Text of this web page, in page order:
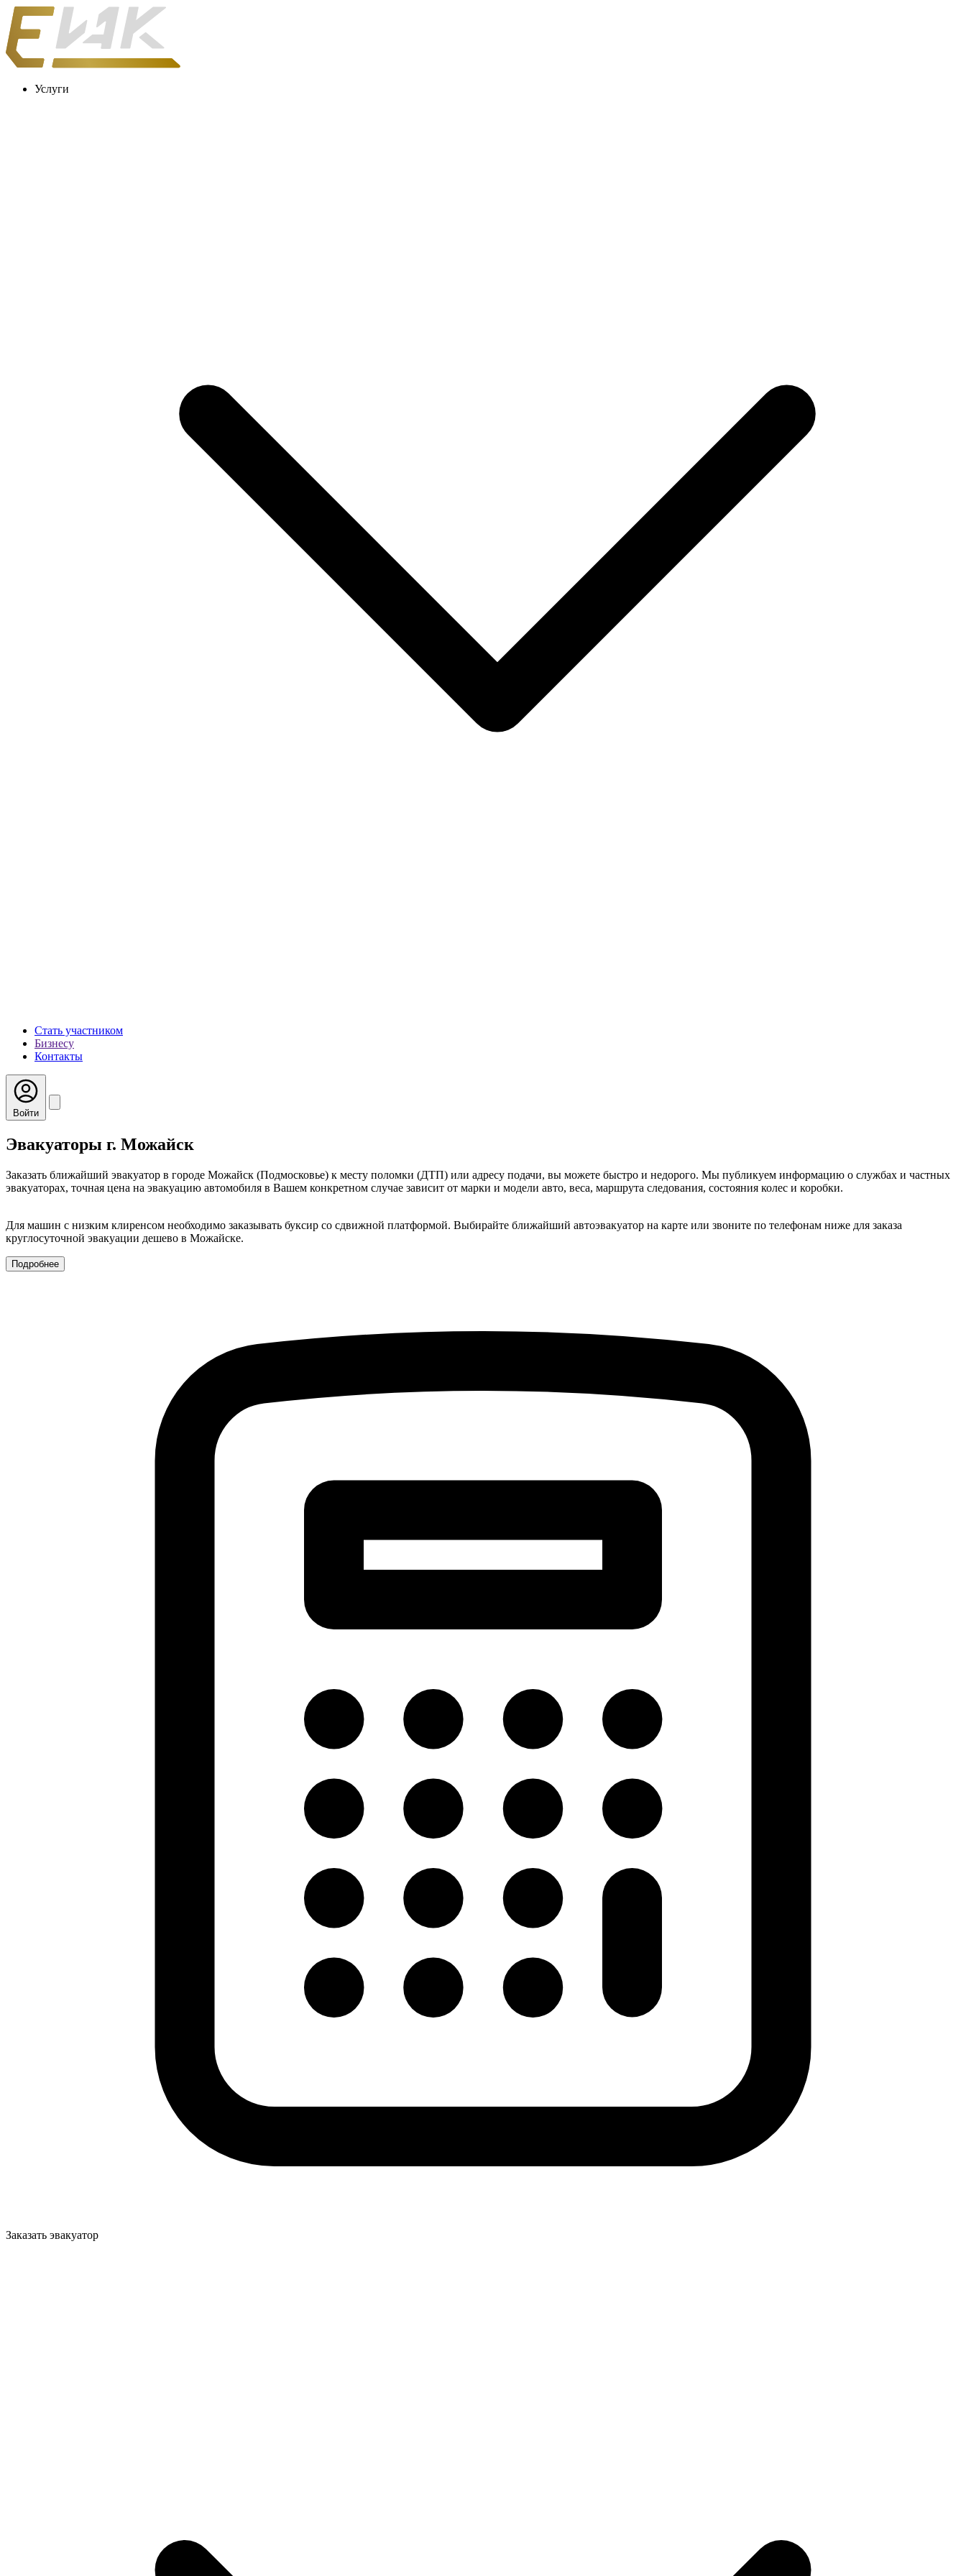
Услуги
Стать участником
Бизнесу
Контакты
Войти
Эвакуаторы г. Можайск
Заказать ближайший эвакуатор в городе Можайск (Подмосковье) к месту поломки (ДТП) или адресу подачи, вы можете быстро и недорого. Мы публикуем информацию о службах и частных
эвакуаторах, точная цена на эвакуацию автомобиля в Вашем конкретном случае зависит от марки и модели авто, веса, маршрута следования, состояния колес и коробки.
Для машин с низким клиренсом необходимо заказывать буксир со сдвижной платформой. Выбирайте ближайший автоэвакуатор на карте или звоните по телефонам ниже для заказа
круглосуточной эвакуации дешево в Можайске.
Подробнее
Заказать эвакуатор